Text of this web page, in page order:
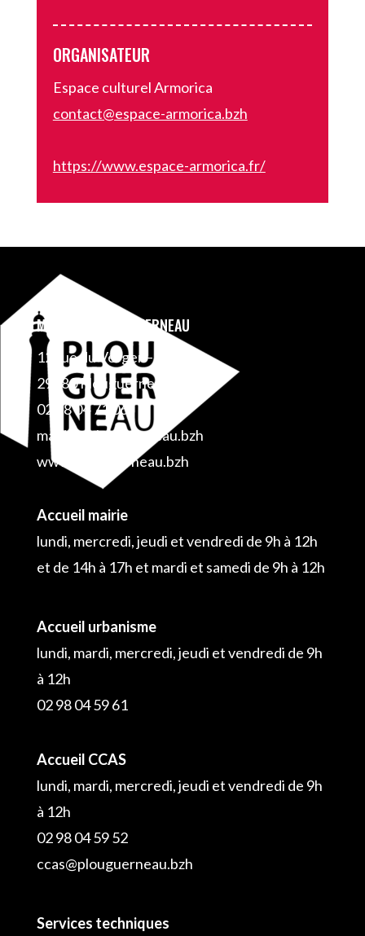
ORGANISATEUR
Espace culturel Armorica
contact@espace-armorica.bzh
https://www.espace-armorica.fr/
MAIRIE DE PLOUGUERNEAU
12 rue du Verger – BP 1
29880 Plouguerneau
02 98 04 71 06
mairie@plouguerneau.bzh
www.plouguerneau.bzh
Accueil mairie
lundi, mercredi, jeudi et vendredi de 9h à 12h
et de 14h à 17h et mardi et samedi de 9h à 12h
Accueil urbanisme
lundi, mardi, mercredi, jeudi et vendredi de 9h
à 12h
02 98 04 59 61
Accueil CCAS
lundi, mardi, mercredi, jeudi et vendredi de 9h
à 12h
02 98 04 59 52
ccas@plouguerneau.bzh
Services techniques